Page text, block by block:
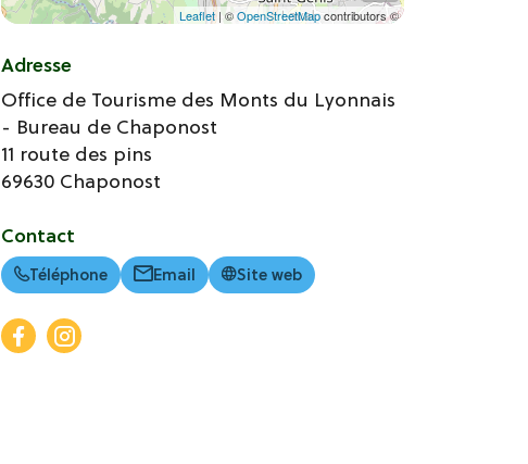
Leaflet| ©OpenStreetMapcontributors ©
Adresse
Office de Tourisme des Monts du Lyonnais
- Bureau de Chaponost
11 route des pins
69630 Chaponost
Contact
Téléphone Email Site web